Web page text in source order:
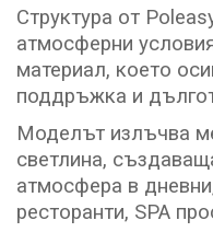
Структура от
атмосферни
материал, което
поддръжка и
Моделът излъчва
светлина,
атмосфера в
ресторанти, SPA